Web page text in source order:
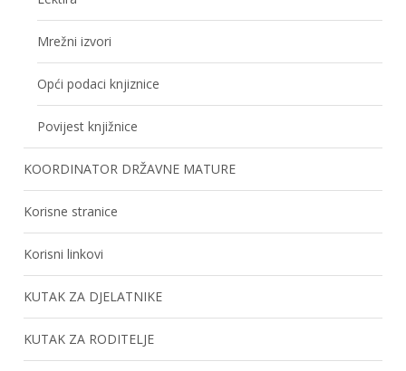
Mrežni izvori
Opći podaci knjiznice
Povijest knjižnice
KOORDINATOR DRŽAVNE MATURE
Korisne stranice
Korisni linkovi
KUTAK ZA DJELATNIKE
KUTAK ZA RODITELJE